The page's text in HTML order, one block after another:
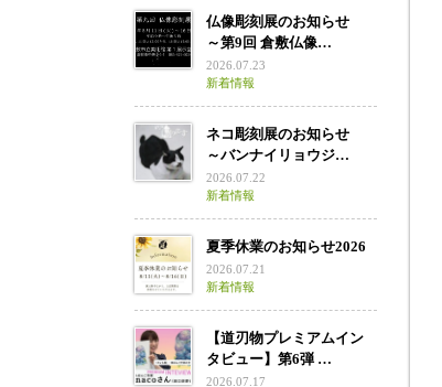
仏像彫刻展のお知らせ
～第9回 倉敷仏像…
2026.07.23
新着情報
ネコ彫刻展のお知らせ
～バンナイリョウジ…
2026.07.22
新着情報
夏季休業のお知らせ2026
2026.07.21
新着情報
【道刃物プレミアムイン
タビュー】第6弾 …
2026.07.17